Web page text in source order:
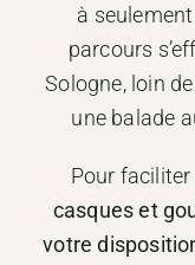
à seulement
parcours
Sologne, loin
une balade
Pour
casques et
votre